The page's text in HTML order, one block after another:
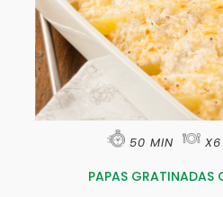
50 MIN X6
PAPAS GRATINADAS